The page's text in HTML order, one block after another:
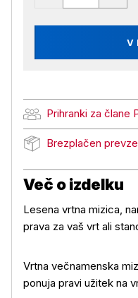
V
Prihranki za člane
Prihranki za člane
Brezplačen
Brezplačen prevzem
Več o izdelku
Lesena vrtna mizica,
prava za vaš vrt ali
Vrtna večnamenska
ponuja pravi užitek na